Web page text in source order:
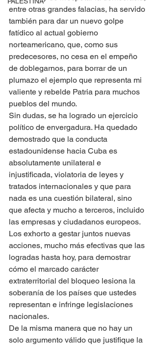
entre otras grandes falacias, ha servido
también para dar un nuevo golpe
fatídico al actual gobierno
norteamericano, que, como sus
predecesores, no cesa en el empeño
de doblegarnos, para borrar de un
plumazo el ejemplo que representa mi
valiente y rebelde Patria para muchos
pueblos del mundo.
Sin dudas, se ha logrado un ejercicio
político de envergadura. Ha quedado
demostrado que la conducta
estadounidense hacia Cuba es
absolutamente unilateral e
injustificada, violatoria de leyes y
tratados internacionales y que para
nada es una cuestión bilateral, sino
que afecta y mucho a terceros, incluido
las empresas y ciudadanos europeos.
Los exhorto a gestar juntos nuevas
acciones, mucho más efectivas que las
logradas hasta hoy, para demostrar
cómo el marcado carácter
extraterritorial del bloqueo lesiona la
soberanía de los países que ustedes
representan e infringe legislaciones
nacionales.
De la misma manera que no hay un
solo argumento válido que justifique la